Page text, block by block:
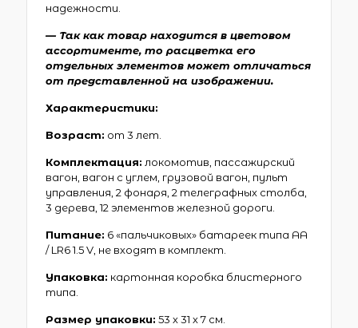
надежности.
— Так как товар находится в цветовом
ассортименте, то расцветка его
отдельных элементов может отличаться
от представленной на изображении.
Характеристики:
Возраст: от 3 лет.
Комплектация: локомотив, пассажирский
вагон, вагон с углем, грузовой вагон, пульт
управления, 2 фонаря, 2 телеграфных столба,
3 дерева, 12 элементов железной дороги.
Питание: 6 «пальчиковых» батареек типа AA
/ LR6 1.5 V, не входят в комплект.
Упаковка: картонная коробка блистерного
типа.
Размер упаковки: 53 х 31 х 7 см.